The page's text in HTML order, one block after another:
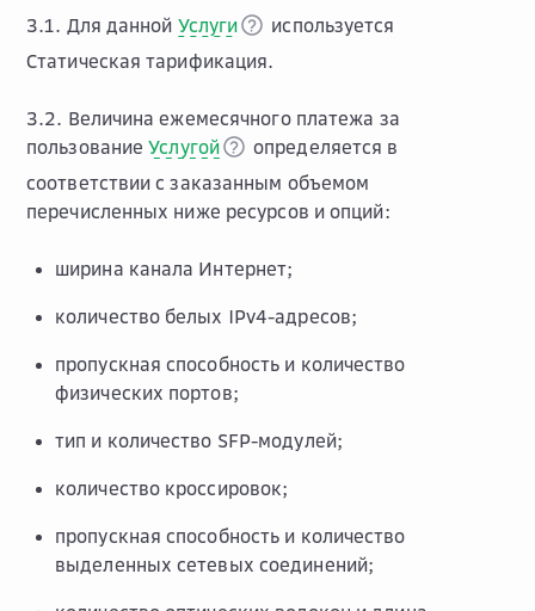
3.1. Для данной Услуги
используется
Статическая тарификация.
3.2. Величина ежемесячного платежа за
пользованиеУслугой
определяется в
соответствии с заказанным объемом
перечисленных ниже ресурсов и опций:
ширина канала Интернет;
количество белых IPv4-адресов;
пропускная способность и количество
физических портов;
тип и количество SFP-модулей;
количество кроссировок;
пропускная способность и количество
выделенных сетевых соединений;